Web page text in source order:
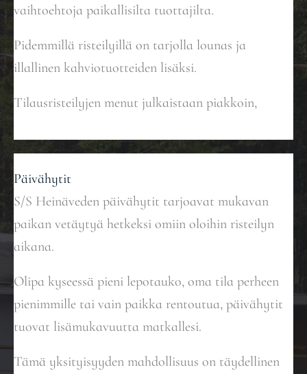
vaihtoehtoja paikallisilta tuottajilta.
Pidemmillä risteilyillä on tarjolla lounas ja
illallinen kahviotuotteiden lisäksi.
Tilausristeilyjen menut julkaistaan piakkoin,
Päivähytit
S/S Heinäveden päivähytit tarjoavat mukavan
paikan vetäytyä hetkeksi omiin oloihin risteilyn
aikana.
Olipa kyseessä pieni lepotauko, oma tila perheen
pienimmille tai vain paikka rentoutua, päivähytit
tuovat lisämukavuutta matkallesi.
Tämä yksityisyyden mahdollisuus on täydellinen